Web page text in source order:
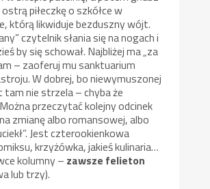
piłeczkę o szkółce w
którą likwiduje bezduszny wójt.
czytelnik słania się na nogach i
by się schował. Najbliżej ma „za
– zaoferuj mu sanktuarium
W dobrej, bo niewymuszonej
tam nie strzela – chyba że
przeczytać kolejny odcinek
zmianę albo romansowej, albo
Jest czterookienkowa
krzyżówka, jakieś kulinaria…
kolumny – zawsze felieton
lub trzy).